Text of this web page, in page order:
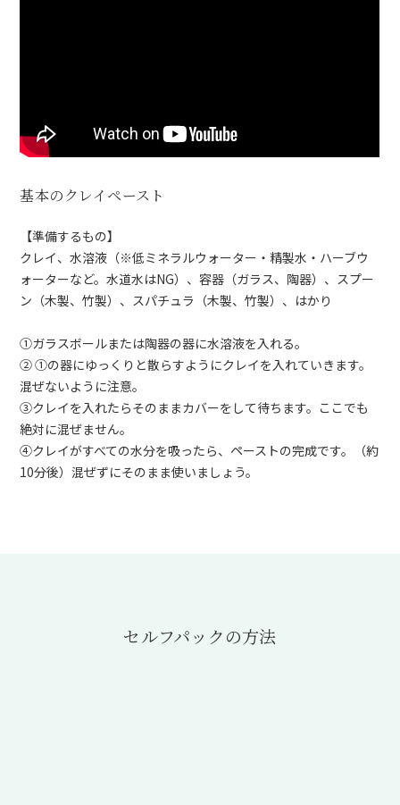
基本のクレイペースト
【準備するもの】
クレイ、水溶液（※低ミネラルウォーター・精製水・ハーブウ
ォーターなど。水道水はNG）、容器（ガラス、陶器）、スプー
ン（木製、竹製）、スパチュラ（木製、竹製）、はかり
①ガラスボールまたは陶器の器に水溶液を入れる。
② ①の器にゆっくりと散らすようにクレイを入れていきます。
混ぜないように注意。
③クレイを入れたらそのままカバーをして待ちます。ここでも
絶対に混ぜません。
④クレイがすべての水分を吸ったら、ペーストの完成です。（約
10分後）混ぜずにそのまま使いましょう。
セルフパックの方法